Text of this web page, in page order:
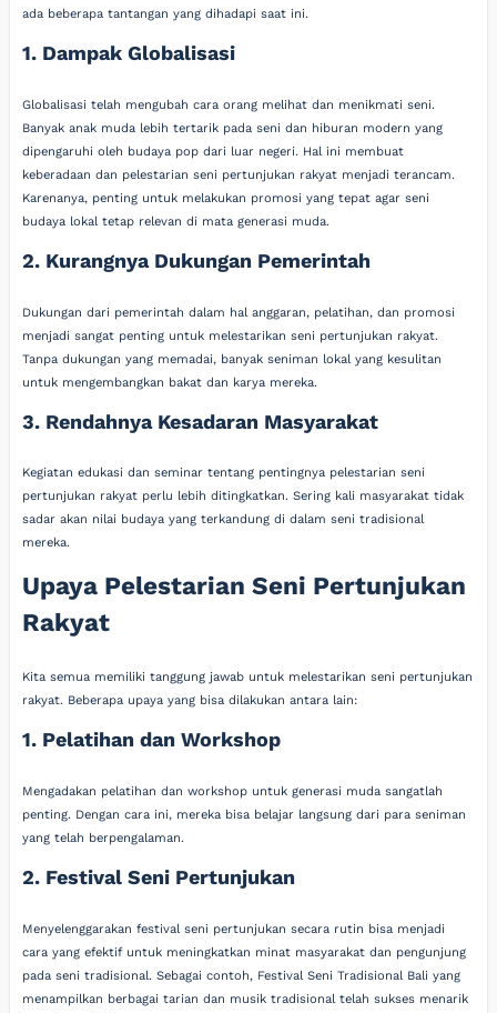
ada beberapa tantangan yang dihadapi saat ini.
1. Dampak Globalisasi
Globalisasi telah mengubah cara orang melihat dan menikmati seni.
Banyak anak muda lebih tertarik pada seni dan hiburan modern yang
dipengaruhi oleh budaya pop dari luar negeri. Hal ini membuat
keberadaan dan pelestarian seni pertunjukan rakyat menjadi terancam.
Karenanya, penting untuk melakukan promosi yang tepat agar seni
budaya lokal tetap relevan di mata generasi muda.
2. Kurangnya Dukungan Pemerintah
Dukungan dari pemerintah dalam hal anggaran, pelatihan, dan promosi
menjadi sangat penting untuk melestarikan seni pertunjukan rakyat.
Tanpa dukungan yang memadai, banyak seniman lokal yang kesulitan
untuk mengembangkan bakat dan karya mereka.
3. Rendahnya Kesadaran Masyarakat
Kegiatan edukasi dan seminar tentang pentingnya pelestarian seni
pertunjukan rakyat perlu lebih ditingkatkan. Sering kali masyarakat tidak
sadar akan nilai budaya yang terkandung di dalam seni tradisional
mereka.
Upaya Pelestarian Seni Pertunjukan
Rakyat
Kita semua memiliki tanggung jawab untuk melestarikan seni pertunjukan
rakyat. Beberapa upaya yang bisa dilakukan antara lain:
1. Pelatihan dan Workshop
Mengadakan pelatihan dan workshop untuk generasi muda sangatlah
penting. Dengan cara ini, mereka bisa belajar langsung dari para seniman
yang telah berpengalaman.
2. Festival Seni Pertunjukan
Menyelenggarakan festival seni pertunjukan secara rutin bisa menjadi
cara yang efektif untuk meningkatkan minat masyarakat dan pengunjung
pada seni tradisional. Sebagai contoh, Festival Seni Tradisional Bali yang
menampilkan berbagai tarian dan musik tradisional telah sukses menarik